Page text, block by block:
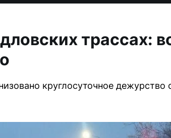
трассах:
круглосуточное дежурство